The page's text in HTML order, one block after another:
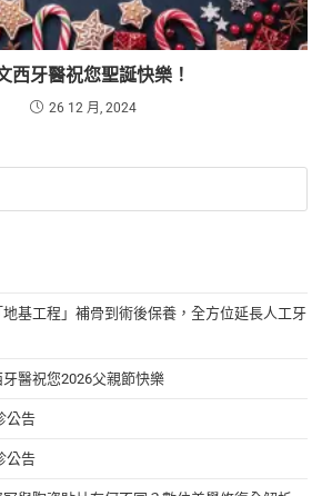
西牙醫祝您聖誕快樂！
26 12 月, 2024
基工程」補骨到術後保養，全方位延長人工牙
醫祝您2026父親節快樂
公告
公告